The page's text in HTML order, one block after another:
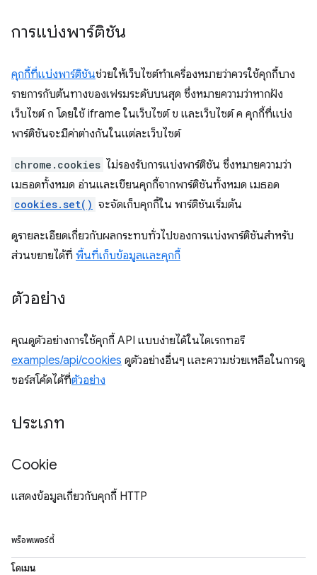
การแบ่งพาร์ติชัน
คุกกี้ที่แบ่งพาร์ติชันช่วยให้เว็บไซต์ทําเครื่องหมายว่าควรใช้คุกกี้บาง
รายการกับต้นทางของเฟรมระดับบนสุด ซึ่งหมายความว่าหากฝัง
เว็บไซต์ ก โดยใช้ iframe ในเว็บไซต์ ข และเว็บไซต์ ค คุกกี้ที่แบ่ง
พาร์ติชันจะมีค่าต่างกันในแต่ละเว็บไซต์
chrome.cookies ไม่รองรับการแบ่งพาร์ติชัน ซึ่งหมายความว่า
เมธอดทั้งหมด อ่านและเขียนคุกกี้จากพาร์ติชันทั้งหมด เมธอด
cookies.set() จะจัดเก็บคุกกี้ใน พาร์ติชันเริ่มต้น
ดูรายละเอียดเกี่ยวกับผลกระทบทั่วไปของการแบ่งพาร์ติชันสำหรับ
ส่วนขยายได้ที่ พื้นที่เก็บข้อมูลและคุกกี้
ตัวอย่าง
คุณดูตัวอย่างการใช้คุกกี้ API แบบง่ายได้ในไดเรกทอรี
examples/api/cookies ดูตัวอย่างอื่นๆ และความช่วยเหลือในการดู
ซอร์สโค้ดได้ที่ตัวอย่าง
ประเภท
Cookie
แสดงข้อมูลเกี่ยวกับคุกกี้ HTTP
พร็อพเพอร์ตี้
โดเมน